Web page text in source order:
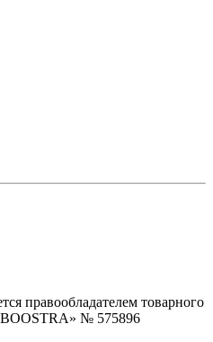
правообладателем товарного
№ 575896